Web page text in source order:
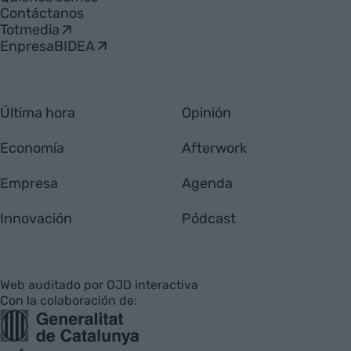
Contáctanos
Totmedia
EnpresaBIDEA
Última hora
Economía
Empresa
Innovación
Opinión
Afterwork
Agenda
Pódcast
Web auditado por OJD interactiva
Con la colaboración de: